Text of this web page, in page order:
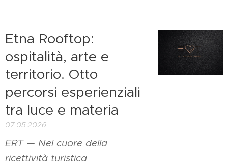
Etna Rooftop:
ospitalità, arte e
territorio. Otto
percorsi esperienziali
tra luce e materia
07.05.2026
ERT — Nel cuore della
ricettività turistica